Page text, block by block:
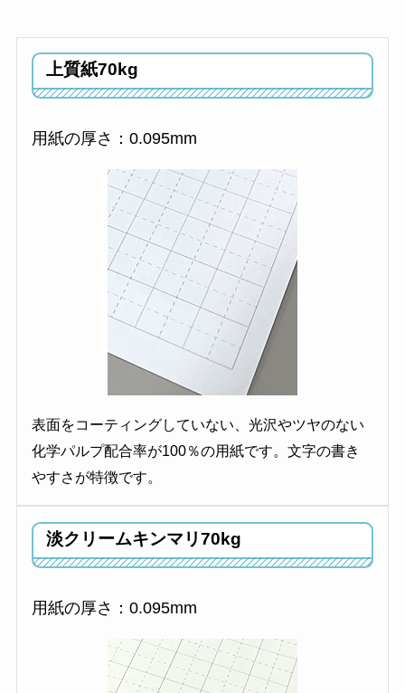
上質紙70kg
用紙の厚さ：0.095mm
表面をコーティングしていない、光沢やツヤのない
化学パルプ配合率が100％の用紙です。文字の書き
やすさが特徴です。
淡クリームキンマリ70kg
用紙の厚さ：0.095mm